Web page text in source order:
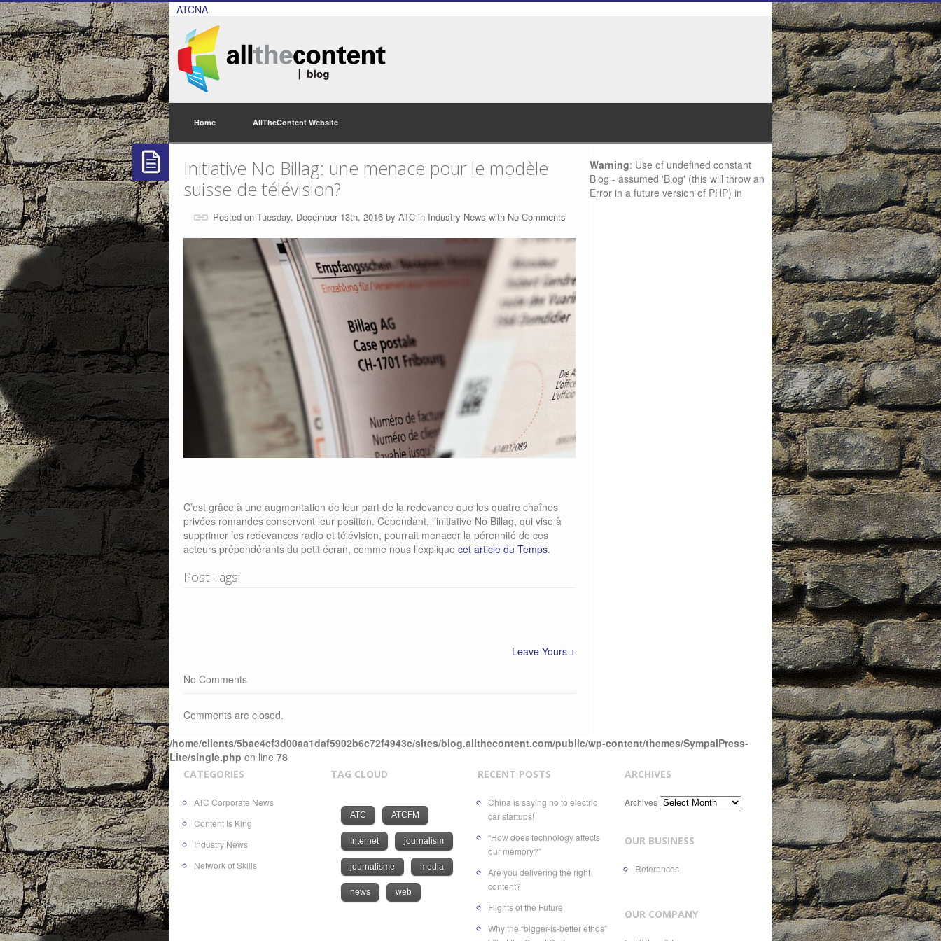
ATCNA
Home AllTheContent Website
Initiative No Billag: une menace pour le modèle
suisse de télévision?
Posted on Tuesday, December 13th, 2016 by ATC in Industry News with No Comments
C’est grâce à une augmentation de leur part de la redevance que les quatre chaînes
privées romandes conservent leur position. Cependant, l’initiative No Billag, qui vise à
supprimer les redevances radio et télévision, pourrait menacer la pérennité de ces
acteurs prépondérants du petit écran, comme nous l’explique cet article du Temps.
Post Tags:
Leave Yours +
No Comments
Comments are closed.
Warning: Use of undefined constant
Blog - assumed 'Blog' (this will throw an
Error in a future version of PHP) in
/home/clients/5bae4cf3d00aa1daf5902b6c72f4943c/sites/blog.allthecontent.com/public/wp-content/themes/SympalPress-
Lite/single.php on line 78
CATEGORIES
ATC Corporate News
Content Is King
Industry News
Network of Skills
TAG CLOUD
ATC ATCFM
Internet journalism
journalisme media
news web
RECENT POSTS
China is saying no to electric
car startups!
“How does technology affects
our memory?”
Are you delivering the right
content?
Flights of the Future
Why the “bigger-is-better ethos”
ARCHIVES
Archives
OUR BUSINESS
References
OUR COMPANY